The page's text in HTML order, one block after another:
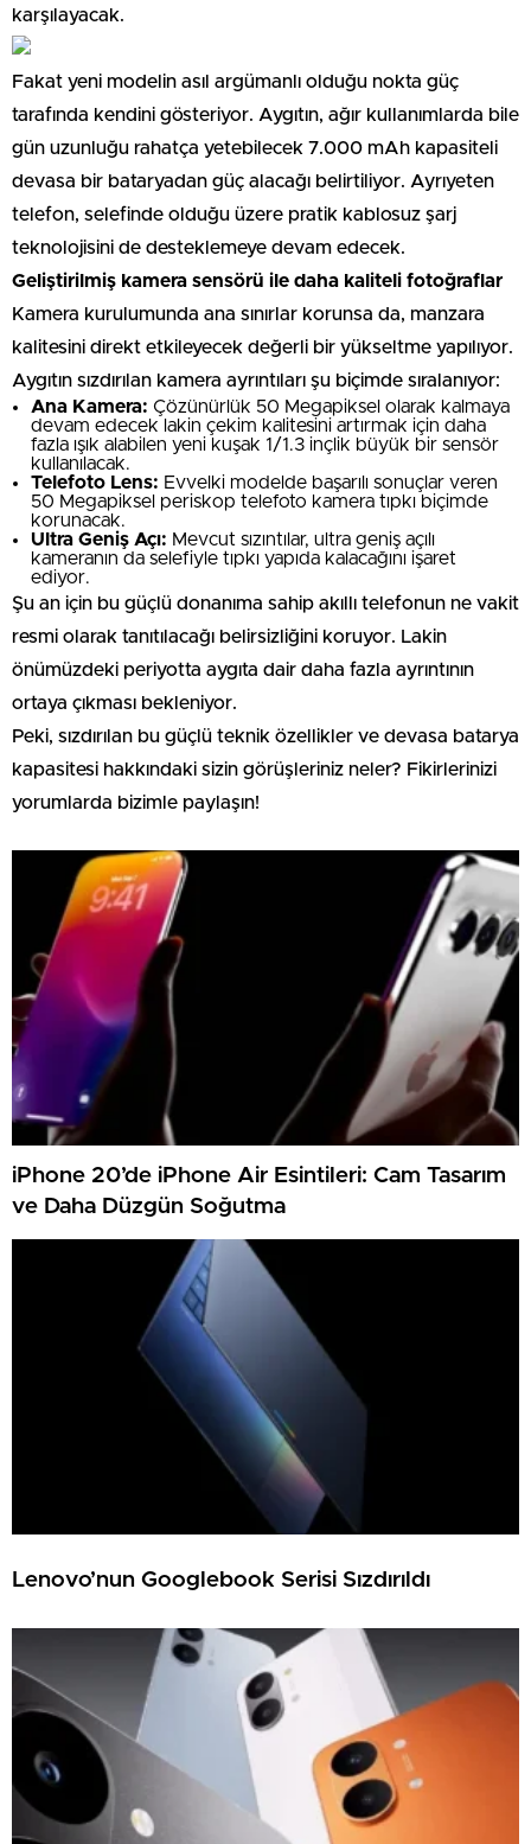
karşılayacak.
Fakat yeni modelin asıl argümanlı olduğu nokta güç
tarafında kendini gösteriyor. Aygıtın, ağır kullanımlarda bile
gün uzunluğu rahatça yetebilecek 7.000 mAh kapasiteli
devasa bir bataryadan güç alacağı belirtiliyor. Ayrıyeten
telefon, selefinde olduğu üzere pratik kablosuz şarj
teknolojisini de desteklemeye devam edecek.
Geliştirilmiş kamera sensörü ile daha kaliteli fotoğraflar
Kamera kurulumunda ana sınırlar korunsa da, manzara
kalitesini direkt etkileyecek değerli bir yükseltme yapılıyor.
Aygıtın sızdırılan kamera ayrıntıları şu biçimde sıralanıyor:
Ana Kamera: Çözünürlük 50 Megapiksel olarak kalmaya
devam edecek lakin çekim kalitesini artırmak için daha
fazla ışık alabilen yeni kuşak 1/1.3 inçlik büyük bir sensör
kullanılacak.
Telefoto Lens: Evvelki modelde başarılı sonuçlar veren
50 Megapiksel periskop telefoto kamera tıpkı biçimde
korunacak.
Ultra Geniş Açı: Mevcut sızıntılar, ultra geniş açılı
kameranın da selefiyle tıpkı yapıda kalacağını işaret
ediyor.
Şu an için bu güçlü donanıma sahip akıllı telefonun ne vakit
resmi olarak tanıtılacağı belirsizliğini koruyor. Lakin
önümüzdeki periyotta aygıta dair daha fazla ayrıntının
ortaya çıkması bekleniyor.
Peki, sızdırılan bu güçlü teknik özellikler ve devasa batarya
kapasitesi hakkındaki sizin görüşleriniz neler? Fikirlerinizi
yorumlarda bizimle paylaşın!
iPhone 20’de iPhone Air Esintileri: Cam Tasarım
ve Daha Düzgün Soğutma
Lenovo’nun Googlebook Serisi Sızdırıldı